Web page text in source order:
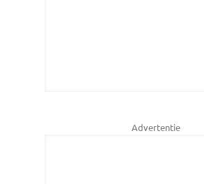
Advertentie